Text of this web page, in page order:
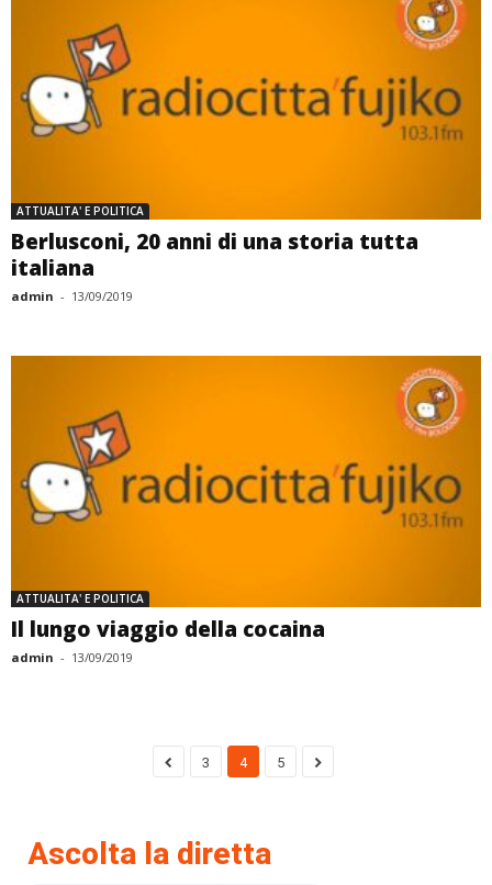
ATTUALITA' E POLITICA
Berlusconi, 20 anni di una storia tutta
italiana
admin - 13/09/2019
ATTUALITA' E POLITICA
Il lungo viaggio della cocaina
admin - 13/09/2019
3 4 5
Ascolta la diretta